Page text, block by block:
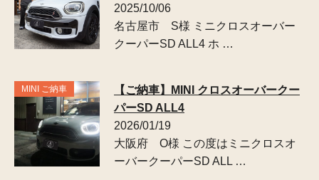
2025/10/06
名古屋市 S様 ミニクロスオーバー
クーパーSD ALL4 ホ …
MINI ご納車
【ご納車】MINI クロスオーバークー
パーSD ALL4
2026/01/19
大阪府 O様 この度はミニクロスオ
ーバークーパーSD ALL …